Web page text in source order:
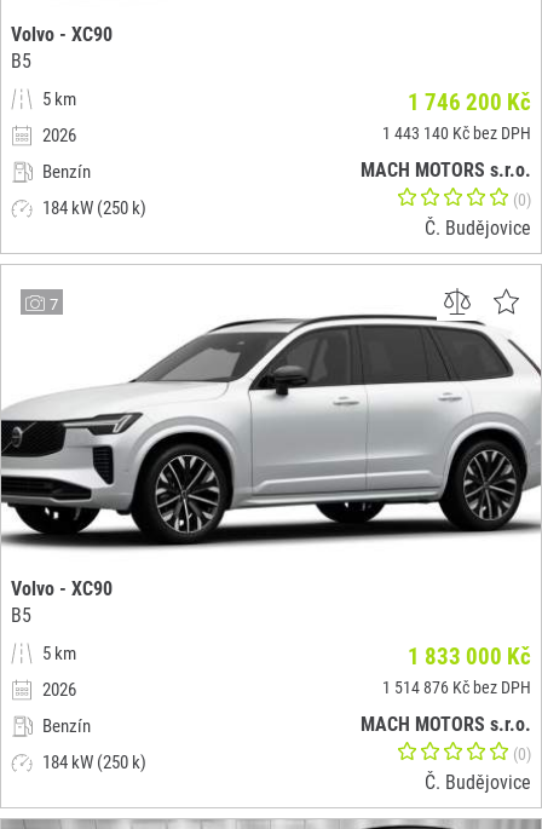
Volvo - XC90
B5
5 km
2026
Benzín
184 kW (250 k)
1 746 200 Kč
1 443 140 Kč bez DPH
MACH MOTORS s.r.o.
(0)
Č. Budějovice
7
Volvo - XC90
B5
5 km
2026
Benzín
184 kW (250 k)
1 833 000 Kč
1 514 876 Kč bez DPH
MACH MOTORS s.r.o.
(0)
Č. Budějovice